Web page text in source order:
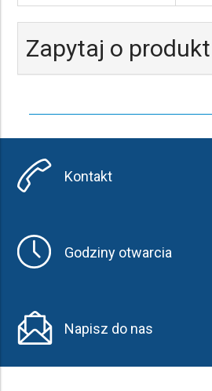
Zapytaj o produkt
Kontakt
Godziny otwarcia
Napisz do nas